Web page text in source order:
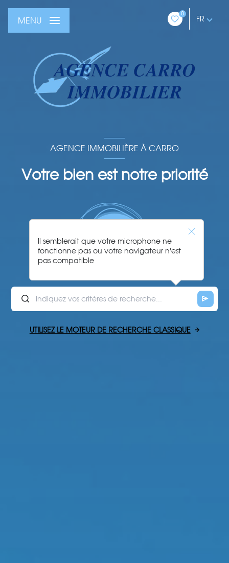
0
FR
MENU
AGENCE IMMOBILIÈRE À CARRO
Votre bien est notre priorité
Il semblerait que votre microphone ne
fonctionne pas ou votre navigateur n'est
pas compatible
UTILISEZ LE MOTEUR DE RECHERCHE CLASSIQUE